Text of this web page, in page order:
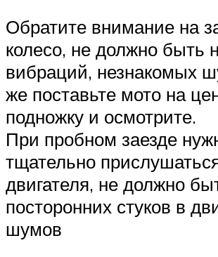
Обратите внимание на
колесо, не должно быть
вибраций, незнакомых
же поставьте мото на
подножку и осмотрите.
При пробном заезде
тщательно
двигателя, не должно
посторонних стуков в
шумов